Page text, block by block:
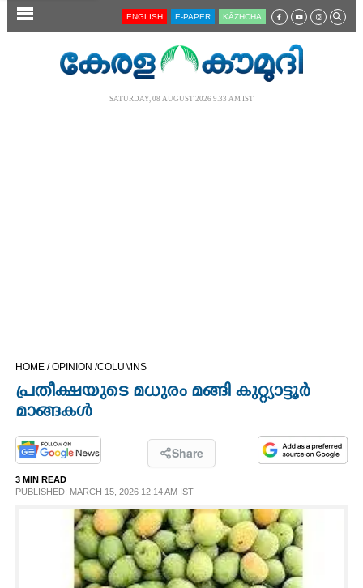
SECTIONS
LIFESTYLE
ENGLISH E-PAPER KĀZHCHA
SATURDAY, 08 AUGUST 2026 9.33 AM IST
HOME /OPINION /COLUMNS
പ്രതീക്ഷയുടെ മധുരം മങ്ങി കുറ്റ്യാട്ടൂർ
മാങ്ങകൾ
Share
3 MIN READ
PUBLISHED: MARCH 15, 2026 12:14 AM IST